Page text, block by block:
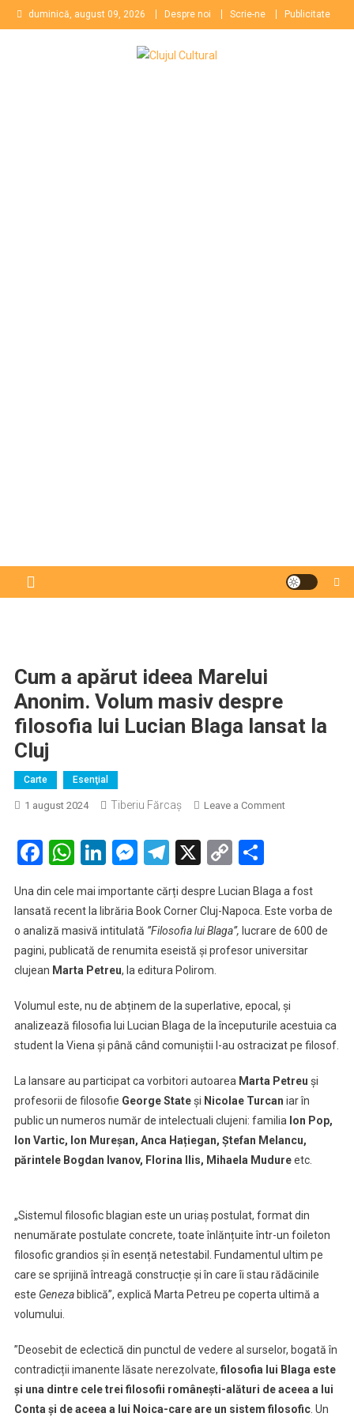
Skip
to
duminică, august 09, 2026 Despre noi Scrie-ne Publicitate
Cum a apărut ideea Marelui
Anonim. Volum masiv despre
filosofia lui Lucian Blaga lansat la
Cluj
Carte Esenţial
1 august 2024 Tiberiu Fărcaş Leave a Commenton
Marelui
Anonim.
Volum
masiv
lui
Lucian
Blaga
la
Cluj
Facebook
WhatsApp
LinkedIn
Messenger
Telegram
X Copy
Una din cele mai importante cărți despre Lucian Blaga a fost
lansată recent la librăria Book Corner Cluj-Napoca. Este vorba de
o analiză masivă intitulată ”Filosofia lui Blaga”, lucrare de 600 de
pagini, publicată de renumita eseistă și profesor universitar
clujean Marta Petreu, la editura Polirom.
Volumul este, nu de abținem de la superlative, epocal, și
analizează filosofia lui Lucian Blaga de la începuturile acestuia ca
student la Viena și până când comuniștii l-au ostracizat pe filosof.
La lansare au participat ca vorbitori autoarea Marta Petreu și
profesorii de filosofie George Stateși Nicolae Turcan iar în
public un numeros număr de intelectuali clujeni: familia Ion Pop,
Ion Vartic, Ion Mureșan, Anca Hațiegan, Ștefan Melancu,
părintele Bogdan Ivanov, Florina Ilis, Mihaela Mudureetc.
„Sistemul filosofic blagian este un uriaș postulat, format din
nenumărate postulate concrete, toate înlănțuite într-un foileton
filosofic grandios și în esență netestabil. Fundamentul ultim pe
care se sprijină întreagă construcție și în care îi stau rădăcinile
este Genezabiblică”, explică Marta Petreu pe coperta ultimă a
volumului.
”Deosebit de eclectică din punctul de vedere al surselor, bogată în
contradicții imanente lăsate nerezolvate, filosofia lui Blaga este
și una dintre cele trei filosofii românești-alături de aceea a lui
Conta și de aceea a lui Noica-care are un sistem filosofic. Un